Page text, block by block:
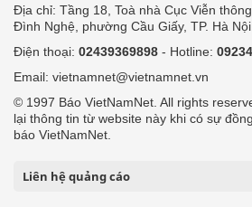
Địa chỉ: Tầng 18, Toà nhà Cục Viễn
Đình Nghệ, phường Cầu Giấy, TP. Hà Nội.
Điện thoại: 02439369898 - Hotline:
Email: vietnamnet@vietnamnet.vn
© 1997 Báo VietNamNet. All rights
lại thông tin từ website này khi có sự
báo VietNamNet.
Liên hệ quảng cáo